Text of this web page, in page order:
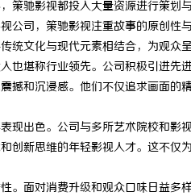
策驰影视都投入大量资源进行策划
公司，策驰影视注重故事的原创
统文化与现代元素相结合，为观众
也堪称行业领先。公司积极引进
撼和沉浸感。他们不仅追求画面
现出色。公司与多所艺术院校和
创新思维的年轻影视人才。这不
。面对消费升级和观众口味日益